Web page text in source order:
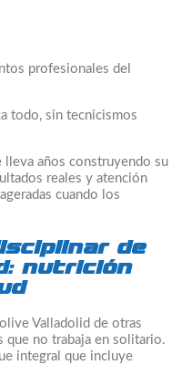
profesionales del
todo, sin tecnicismos
lleva años construyendo su
reales y atención
cuando los
de
nutrición
Valladolid de otras
que no trabaja en solitario.
integral que incluye